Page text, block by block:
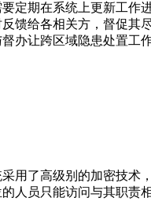
定期在系统上更新工作
馈给各相关方，督促其
办让跨区域隐患处置工
用了高级别的加密技术
人员只能访问与其职责